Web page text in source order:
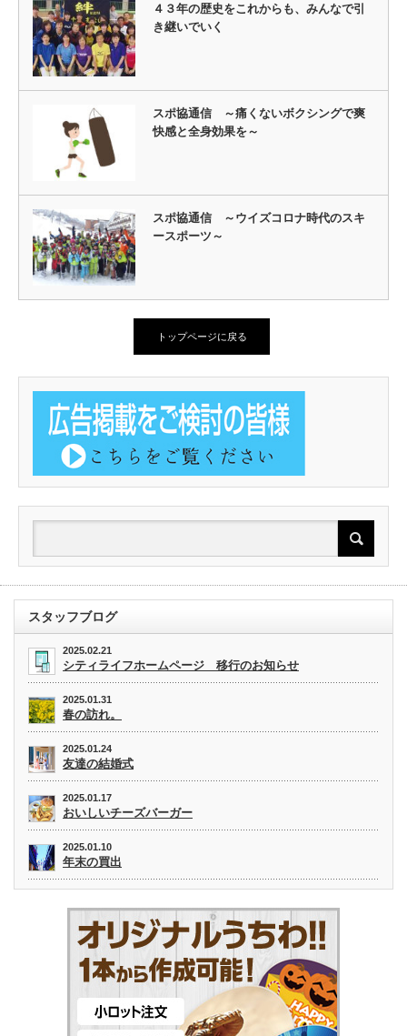
４３年の歴史をこれからも、みんなで引
き継いでいく
スポ協通信 ～痛くないボクシングで爽
快感と全身効果を～
スポ協通信 ～ウイズコロナ時代のスキ
ースポーツ～
トップページに戻る
スタッフブログ
2025.02.21
シティライフホームページ 移行のお知らせ
2025.01.31
春の訪れ。
2025.01.24
友達の結婚式
2025.01.17
おいしいチーズバーガー
2025.01.10
年末の買出